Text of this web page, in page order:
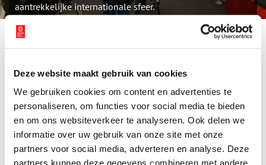
Deze website maakt gebruik van cookies
We gebruiken cookies om content en advertenties te
personaliseren, om functies voor social media te bieden
en om ons websiteverkeer te analyseren. Ook delen we
informatie over uw gebruik van onze site met onze
partners voor social media, adverteren en analyse. Deze
aantrekkelijke internationale sfeer.
In het oudere, noordelijke deel van De Pijp zijn de eerste huizen
gebouwd in de jaren zeventig en tachtig van de negentiende
woningen voor arbeidersgezinnen en kleine middenstanders die
door particuliere opdrachtgevers werden gebouwd. Dit deel van
de Pijp is het levendigste deel van de buurt, met veel winkels,
restaurantjes en horeca, bijvoorbeeld rondom de Frans Halsstraat
en de Albert Cuypstraat. Deze laatste straat is vanwege de
dagelijkse markt de grote publiekstrekker van de Pijp. De
internationale sfeer van de buurt is op de Albert Cuypmarkt goed